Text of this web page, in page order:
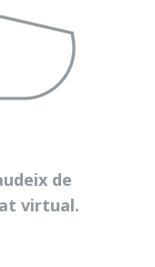
de
virtual.